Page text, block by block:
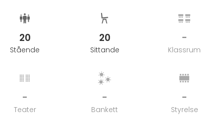
20
Stående
20
Sittande
-
Klassrum
-
Teater
-
Bankett
-
Styrelse